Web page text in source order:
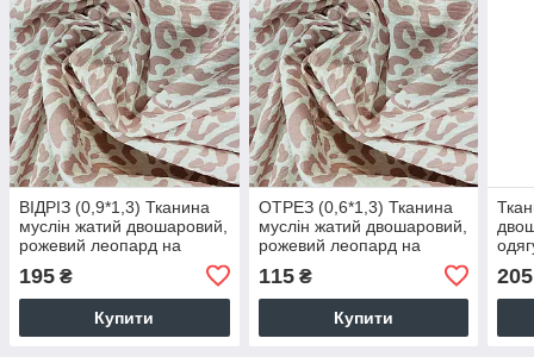
ВІДРІЗ (0,9*1,3) Тканина
муслін жатий двошаровий,
рожевий леопард на
білому (шир.1,35 м) (MS-
JAT-2-0093)
195 ₴
Купити
ОТРЕЗ (0,6*1,3) Тканина
муслін жатий двошаровий,
рожевий леопард на
білому (шир.1,35 м) (MS-
JAT-2-0093)
115₴
Купити
205